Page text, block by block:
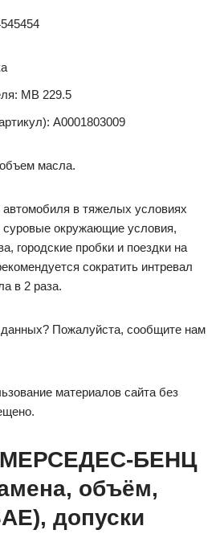
MB 229.5
A0001803009
масла.
в тяжелых условиях
суровые окружающие условия,
городские пробки и поездки на
сократить интревал
в 2 раза.
Пожалуйста, сообщите нам
материалов сайта без
МЕРСЕДЕС-БЕНЦ
объём,
допуски